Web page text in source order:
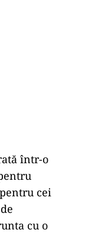
într-o
cei
cu o